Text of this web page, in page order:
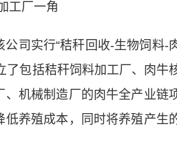
工厂一角
司实行“秸秆回收-生物饲料-
了包括秸秆饲料加工厂、肉牛
机械制造厂的肉牛全产业链
低养殖成本，同时将养殖产生